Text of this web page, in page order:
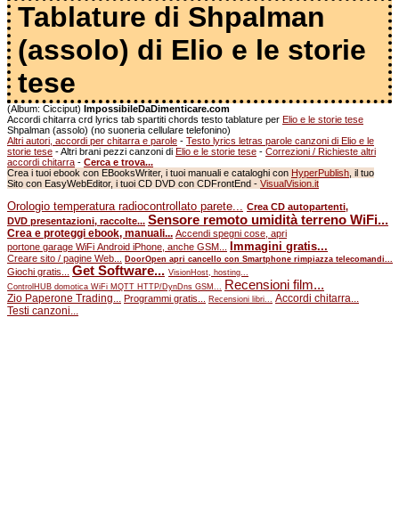
Tablature di Shpalman
(assolo) di Elio e le storie
tese
(Album: Cicciput) ImpossibileDaDimenticare.com
Accordi chitarra crd lyrics tab spartiti chords testo tablature per Elio e le storie tese
Shpalman (assolo) (no suoneria cellulare telefonino)
Altri autori, accordi per chitarra e parole - Testo lyrics letras parole canzoni di Elio e le
storie tese - Altri brani pezzi canzoni di Elio e le storie tese - Correzioni / Richieste altri
accordi chitarra - Cerca e trova...
Crea i tuoi ebook con EBooksWriter, i tuoi manuali e cataloghi con HyperPublish , il tuo
Sito con EasyWebEditor, i tuoi CD DVD con CDFrontEnd - VisualVision.it
Orologio temperatura radiocontrollato parete... Crea CD autopartenti,
DVD presentazioni, raccolte... Sensore remoto umidità terreno WiFi...
Crea e proteggi ebook, manuali... Accendi spegni cose, apri
portone garage WiFi Android iPhone, anche GSM...
Immagini gratis...
Creare sito / pagine Web... DoorOpen apri cancello con Smartphone rimpiazza telecomandi...
Giochi gratis... Get Software... VisionHost, hosting...
ControlHUB domotica WiFi MQTT HTTP/DynDns GSM... Recensioni film...
Zio Paperone Trading... Programmi gratis... Recensioni libri... Accordi chitarra...
Testi canzoni...